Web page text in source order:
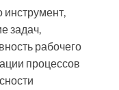
инструмент,
задач,
рабочего
процессов